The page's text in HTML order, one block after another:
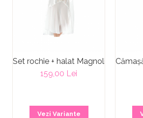
Set rochie + halat Magnolia
159,00 Lei
Vezi Variante